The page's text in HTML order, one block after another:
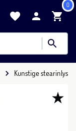
0
Kunstige stearinlys